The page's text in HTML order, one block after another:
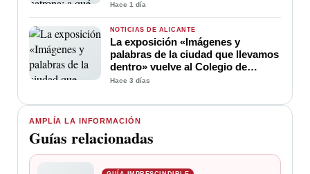
AMPLÍA LA INFORMACIÓN
Guías relacionadas
Hace 1 día
NOTICIAS DE ALICANTE
La exposición «Imágenes y
palabras de la ciudad que llevamos
dentro» vuelve al Colegio de
Médicos de Alicante
Hace 3 días